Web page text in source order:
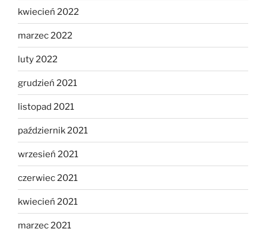
kwiecień 2022
marzec 2022
luty 2022
grudzień 2021
listopad 2021
październik 2021
wrzesień 2021
czerwiec 2021
kwiecień 2021
marzec 2021